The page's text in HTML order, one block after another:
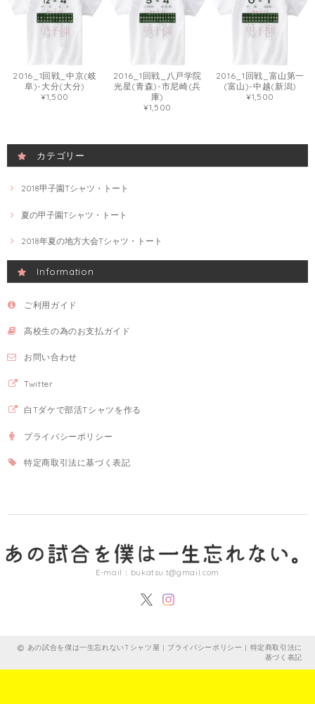
2016_1回戦_中京(岐
阜)-大分(大分)
¥1,500
2016_1回戦_八戸学院
光星(青森)-市尼崎(兵
庫)
¥1,500
2016_1回戦_富山第一
(富山)-中越(新潟)
¥1,500
カテゴリー
2018甲子園Tシャツ・トート
夏の甲子園Tシャツ・トート
2018年夏の地方大会Tシャツ・トート
Information
ご利用ガイド
高校生の為のお支払ガイド
お問い合わせ
Twitter
白Tダケで部活Tシャツを作る
プライバシーポリシー
特定商取引法に基づく表記
E-mail： bukatsu.t@gmail.com
あの試合を僕は一生忘れないTシャツ屋 | プライバシーポリシー | 特定商取引法に
基づく表記